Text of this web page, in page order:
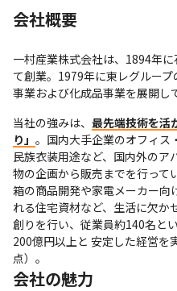
会社概要
一村産業株式会社は、1894年
て創業。1979年に東レグルー
事業および化成品事業を展開し
当社の強みは、 最先端技術を活
り」 。国内大手企業のオフィス
民族衣装用途など、国内外の
物の企画から販売までを行って
箱の商品開発や家電メーカー向
れる住宅資材など、生活に欠か
創りを行い、従業員約140名と
200億円以上と 安定した経営を
点）。
会社の魅力